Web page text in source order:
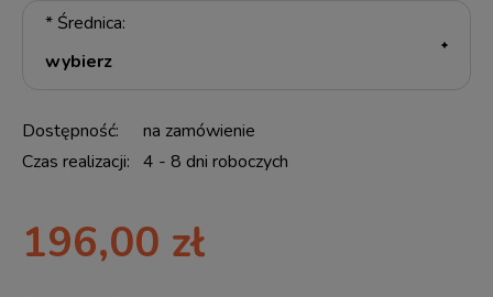
* Średnica:
Dostępność:
na zamówienie
Czas realizacji: 4 - 8 dni roboczych
196,00 zł